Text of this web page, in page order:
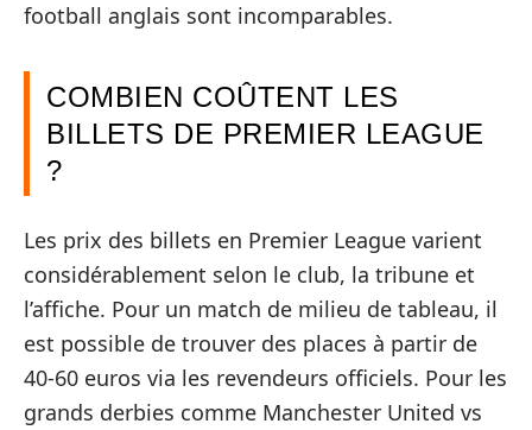
football anglais sont incomparables.
COMBIEN COÛTENT LES
BILLETS DE PREMIER LEAGUE
?
Les prix des billets en Premier League varient
considérablement selon le club, la tribune et
l’affiche. Pour un match de milieu de tableau, il
est possible de trouver des places à partir de
40-60 euros via les revendeurs officiels. Pour les
grands derbies comme Manchester United vs